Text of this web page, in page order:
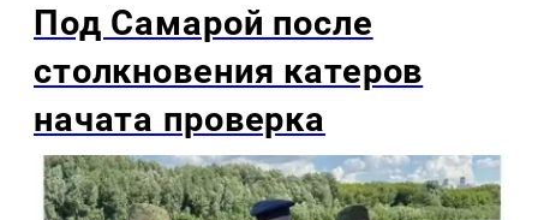
Под Самарой после
столкновения катеров
начата проверка